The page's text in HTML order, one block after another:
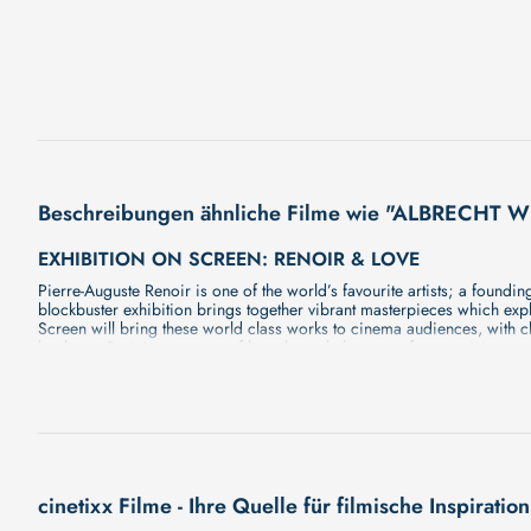
Beschreibungen ähnliche Filme wie "ALBRECHT
EXHIBITION ON SCREEN: RENOIR & LOVE
Pierre-Auguste Renoir is one of the world’s favourite artists; a
blockbuster exhibition brings together vibrant masterpieces which
Screen will bring these world class works to cinema audiences, with
back to a Parisian summer of love through the eyes of a true
4.000 MEILEN FREIHEIT - MIT DEM SEGELBOOT VON
emotionale Geschichte über Selbstüberwindung, die Suche nach
inspirierend zugleich. Das Abenteuer Atlantik – von der Karibik nach
cinetixx Filme - Ihre Quelle für filmische